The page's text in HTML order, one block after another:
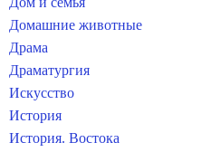
Домашние животные
Драма
Драматургия
Искусство
История
История. Востока